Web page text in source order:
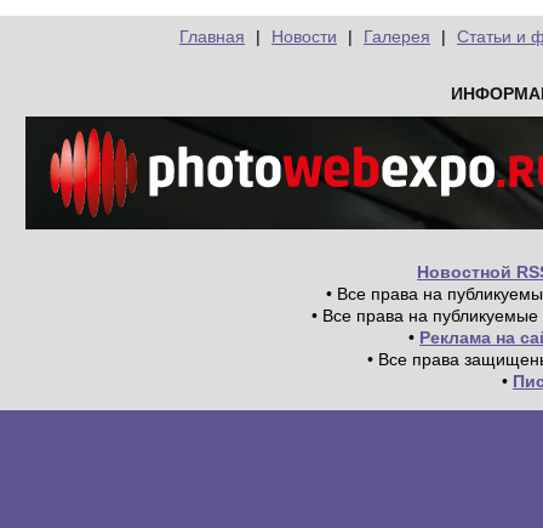
Главная | Новости | Галерея | Статьи и
Новостной
• Все права на
• Все права на
• Реклама на
• Все права
•